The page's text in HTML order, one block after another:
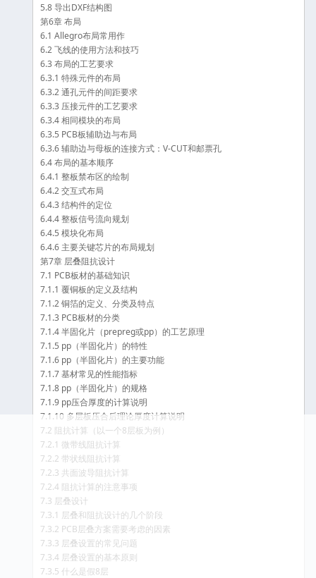
5.8 导出DXF结构图
第6章 布局
6.1 Allegro布局常用作
6.2 飞线的使用方法和技巧
6.3 布局的工艺要求
6.3.1 特殊元件的布局
6.3.2 通孔元件的间距要求
6.3.3 压接元件的工艺要求
6.3.4 相同模块的布局
6.3.5 PCB板辅助边与布局
6.3.6 辅助边与母板的连接方式：V-CUT和邮票孔
6.4 布局的基本顺序
6.4.1 整板禁布区的绘制
6.4.2 交互式布局
6.4.3 结构件的定位
6.4.4 整板信号流向规划
6.4.5 模块化布局
6.4.6 主要关键芯片的布局规划
第7章 层叠阻抗设计
7.1 PCB板材的基础知识
7.1.1 覆铜板的定义及结构
7.1.2 铜箔的定义、分类及特点
7.1.3 PCB板材的分类
7.1.4 半固化片（prepreg或pp）的工艺原理
7.1.5 pp（半固化片）的特性
7.1.6 pp（半固化片）的主要功能
7.1.7 基材常见的性能指标
7.1.8 pp（半固化片）的规格
7.1.9 pp压合厚度的计算说明
7.1.10 多层板压合后理论厚度计算说明
7.2 阻抗计算（以一个8层板为例）
7.2.1 微带线阻抗计算
7.2.2 带状线阻抗计算
7.2.3 共面波导阻抗计算
7.2.4 阻抗计算的注意事项
7.3 层叠设计
7.3.1 层叠和阻抗设计的几个阶段
7.3.2 PCB层叠方案需要考虑的因素
7.3.3 层叠设置的常见问题
7.3.4 层叠设置的基本原则
7.3.5 什么是假8层